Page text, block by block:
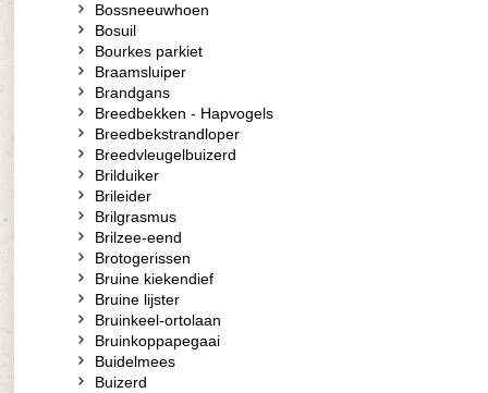
Bossneeuwhoen
Bosuil
Bourkes parkiet
Braamsluiper
Brandgans
Breedbekken - Hapvogels
Breedbekstrandloper
Breedvleugelbuizerd
Brilduiker
Brileider
Brilgrasmus
Brilzee-eend
Brotogerissen
Bruine kiekendief
Bruine lijster
Bruinkeel-ortolaan
Bruinkoppapegaai
Buidelmees
Buizerd